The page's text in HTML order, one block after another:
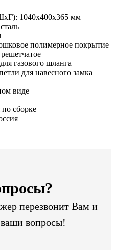
1040x400x365 мм
полимерное покрытие
газового шланга
для навесного замка
виде
сборке
перезвонит Вам и
ваши вопросы!